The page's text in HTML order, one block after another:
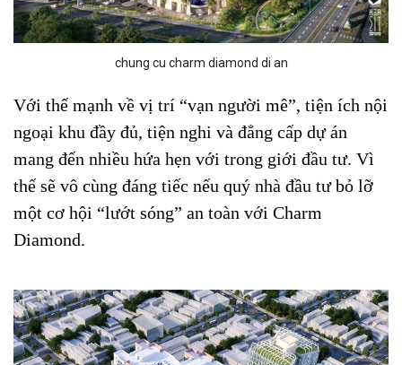
chung cu charm diamond di an
Với thế mạnh về vị trí “vạn người mê”, tiện ích nội
ngoại khu đầy đủ, tiện nghi và đẳng cấp dự án
mang đến nhiều hứa hẹn với trong giới đầu tư. Vì
thế sẽ vô cùng đáng tiếc nếu quý nhà đầu tư bỏ lỡ
một cơ hội “lướt sóng” an toàn với Charm
Diamond.